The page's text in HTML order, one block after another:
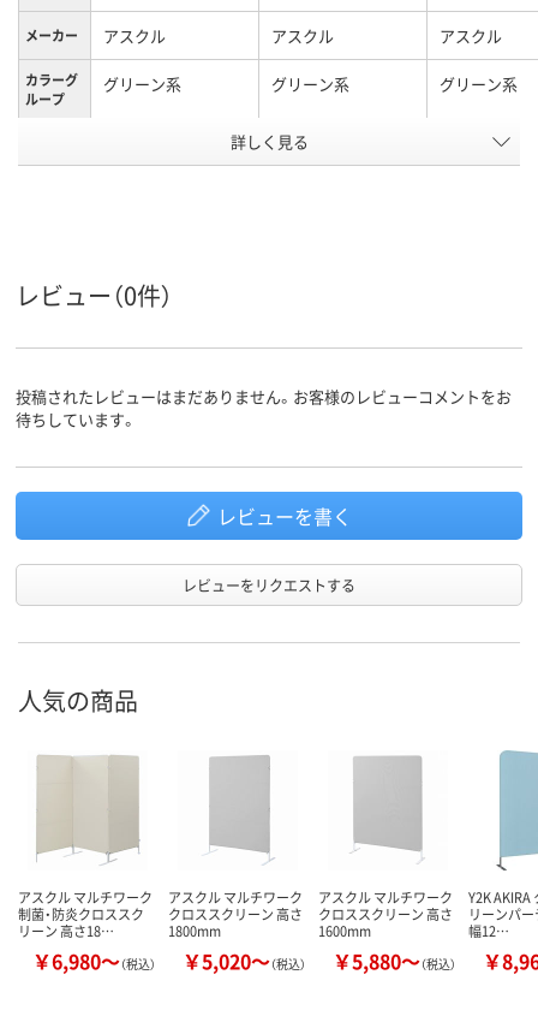
メーカー アスクル アスクル アスクル
カラーグ
ループ
グリーン系 グリーン系 グリーン系
20 20 20
詳しく見る
レビュー（0件）
投稿されたレビューはまだありません。お客様のレビューコメントをお
待ちしています。
レビューを書く
レビューをリクエストする
人気の商品
アスクル マルチワーク
制菌・防炎クロススク
リーン 高さ18…
￥6,980～（税込）
アスクル マルチワーク
クロススクリーン 高さ
1800mm
￥5,020～（税込）
アスクル マルチワーク
クロススクリーン 高さ
1600mm
￥5,880～（税込）
Y2K AKIRA
リーンパ
幅12…
￥